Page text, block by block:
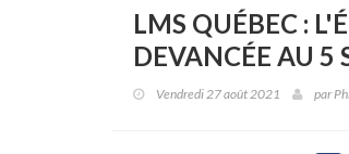
LMS QUÉBEC :
DEVANCÉE AU
Vendredi 27 août 2021 par